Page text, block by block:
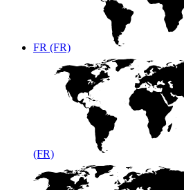
FR (FR)
(FR)